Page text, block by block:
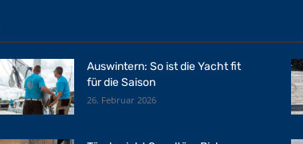
Auswintern: So ist die Yacht fit
für die Saison
26. Februar 2026